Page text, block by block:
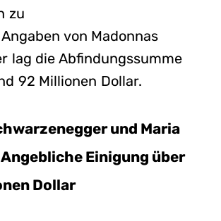
zu
von Madonnas
lag die Abfindungssumme
92 Millionen Dollar.
und Maria
Einigung über
Dollar